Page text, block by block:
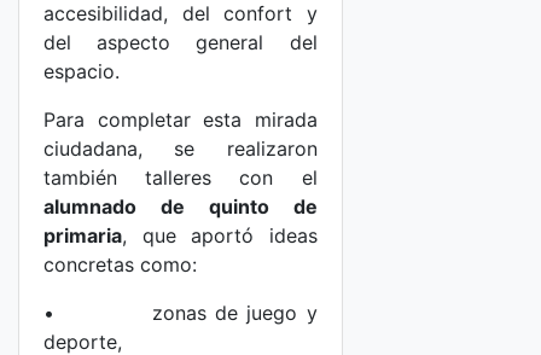
accesibilidad, del confort y
del aspecto general del
espacio.
Para completar esta mirada
ciudadana, se realizaron
también talleres con el
alumnado de quinto de
primaria, que aportó ideas
concretas como:
• zonas de juego y
deporte,